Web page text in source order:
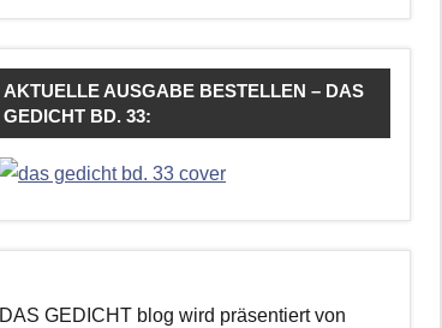
AKTUELLE AUSGABE BESTELLEN – DAS
GEDICHT BD. 33:
DAS GEDICHT blog wird präsentiert von